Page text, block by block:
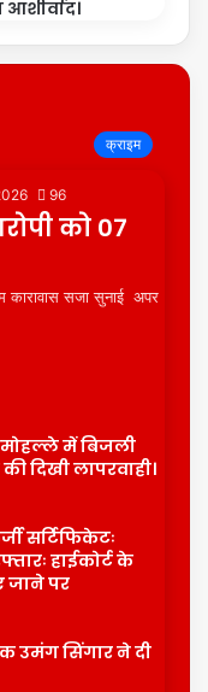
क्राइम
96
को 07
कारावास सजा सुनाई अपर
मोहल्ले में बिजली
दिखी लापरवाही।
सर्टिफिकेटः
हाईकोर्ट के
जाने पर
उमंग सिंगार ने दी